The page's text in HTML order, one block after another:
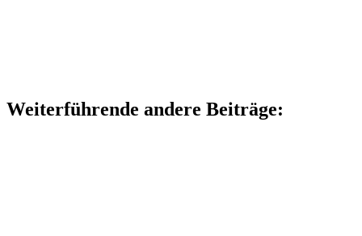
Weiterführende andere Beiträge: